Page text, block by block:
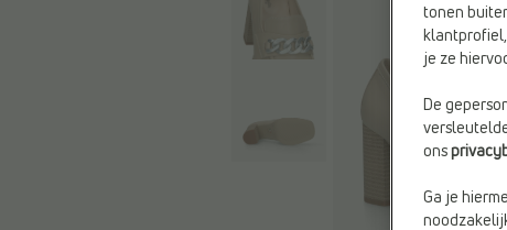
tonen
je ze
De
ons
Ga je